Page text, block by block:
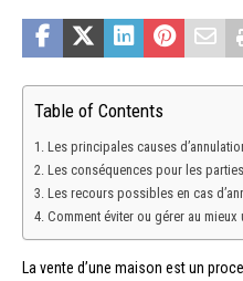
Table of Contents
Les principales causes
Les conséquences pour les
Les recours possibles en cas
Comment éviter ou gérer au mieux
La vente d’une maison est un